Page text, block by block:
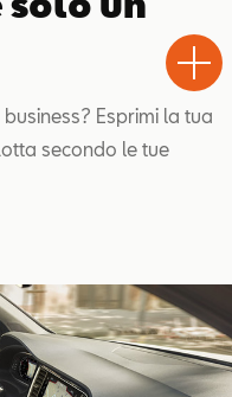
Esprimi la tua
secondo le tue
Drive
Chiama